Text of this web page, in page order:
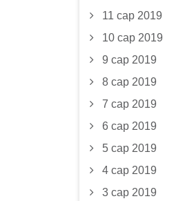
11 сар 2019
10 сар 2019
9 сар 2019
8 сар 2019
7 сар 2019
6 сар 2019
5 сар 2019
4 сар 2019
3 сар 2019